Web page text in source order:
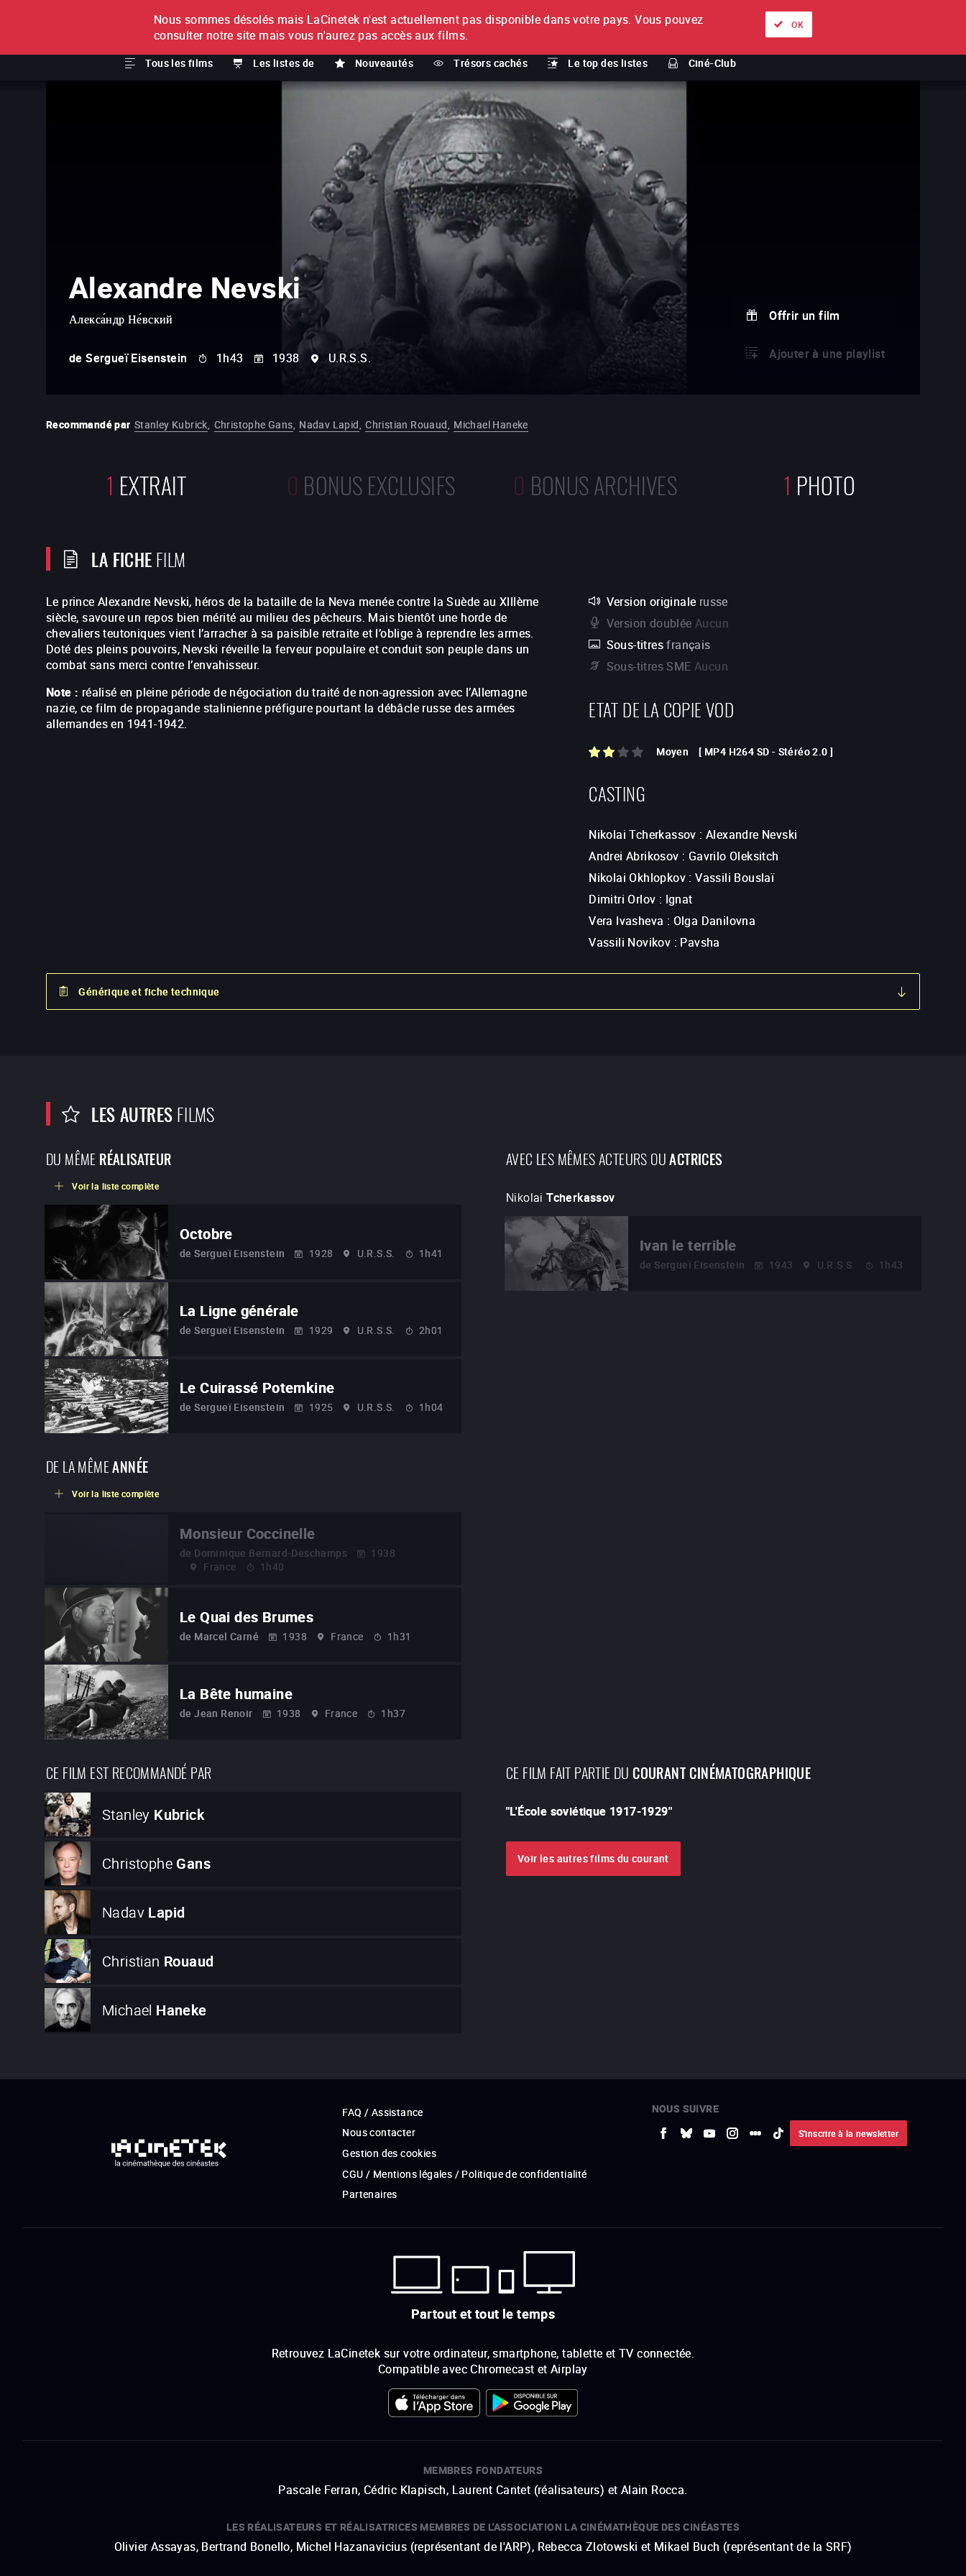
À L'UNITÉ
Tous les films Les listes de Nouveautés Trésors cachés Le top des listes Ciné-Club
ABONNEMENT À propos Nos offres
Alexandre Nevski
Алекса́ндр Не́вский
de Sergueï Eisenstein 1h43 1938 U.R.S.S.
Offrir un film
Ajouter à une playlist
Recommandé par Stanley Kubrick, Christophe Gans, Nadav Lapid, Christian Rouaud, Michael Haneke
1 EXTRAIT 0 BONUS EXCLUSIFS 0 BONUS ARCHIVES 1 PHOTO
LA FICHEFILM
Le prince Alexandre Nevski, héros de la bataille de la Neva menée contre la Suède au XIIIème
siècle, savoure un repos bien mérité au milieu des pêcheurs. Mais bientôt une horde de
chevaliers teutoniques vient l’arracher à sa paisible retraite et l’oblige à reprendre les armes.
Doté des pleins pouvoirs, Nevski réveille la ferveur populaire et conduit son peuple dans un
combat sans merci contre l’envahisseur.
Note : réalisé en pleine période de négociation du traité de non-agression avec l’Allemagne
nazie, ce film de propagande stalinienne préfigure pourtant la débâcle russe des armées
allemandes en 1941-1942.
Version originale russe
Version doublée Aucun
Sous-titres français
Sous-titres SME Aucun
ETAT DE LA COPIE VOD
Moyen [ MP4 H264 SD - Stéréo 2.0 ]
CASTING
Nikolai Tcherkassov :Alexandre Nevski
Andrei Abrikosov : Gavrilo Oleksitch
Nikolai Okhlopkov :Vassili Bouslaï
Dimitri Orlov : Ignat
Vera Ivasheva : Olga Danilovna
Vassili Novikov : Pavsha
Générique et fiche technique
LES AUTRESFILMS
DU MÊMERÉALISATEUR
Voir la liste complète
Octobre
de Sergueï Eisenstein 1928 U.R.S.S. 1h41
La Ligne générale
de Sergueï Eisenstein 1929 U.R.S.S. 2h01
Le Cuirassé Potemkine
de Sergueï Eisenstein 1925 U.R.S.S. 1h04
DE LA MÊMEANNÉE
Voir la liste complète
Monsieur Coccinelle
de Dominique Bernard-Deschamps
1938
France
1h40
Le Quai des Brumes
de Marcel Carné 1938 France 1h31
La Bête humaine
de Jean Renoir 1938 France 1h37
AVEC LES MÊMES ACTEURS OUACTRICES
Nikolai Tcherkassov
Ivan le terrible
de Sergueï Eisenstein 1943 U.R.S.S. 1h43
CE FILM EST RECOMMANDÉ PAR
Stanley Kubrick
Christophe Gans
Nadav Lapid
Christian Rouaud
Michael Haneke
CE FILM FAIT PARTIE DU COURANT CINÉMATOGRAPHIQUE
"L'École soviétique 1917-1929"
Voir les autres films du courant
FAQ / Assistance
Nous contacter
Gestion des cookies
CGU / Mentions légales / Politique de confidentialité
Partenaires
NOUS SUIVRE
S'inscrire à la newsletter
Partout et tout le temps
Retrouvez LaCinetek sur votre ordinateur, smartphone, tablette et TV connectée.
Compatible avec Chromecast et Airplay
MEMBRES FONDATEURS
Pascale Ferran, Cédric Klapisch, Laurent Cantet (réalisateurs) et Alain Rocca.
LES RÉALISATEURS ET RÉALISATRICES MEMBRES DE L'ASSOCIATION LA CINÉMATHÈQUE DES CINÉASTES
Olivier Assayas, Bertrand Bonello, Michel Hazanavicius (représentant de l'ARP), Rebecca Zlotowski et Mikael Buch (représentant de la SRF)
Nous sommes désolés mais LaCinetek n'est actuellement pas disponible dans votre pays. Vous pouvez
consulter notre site mais vous n'aurez pas accès aux films.
OK